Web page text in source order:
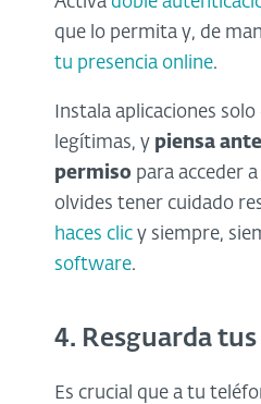
que lo permita y, de
tu presencia online.
Instala aplicaciones
legítimas, y piensa
permiso para acceder
olvides tener cuidado
haces clic y siempre,
software.
4. Resguarda
Es crucial que a tu